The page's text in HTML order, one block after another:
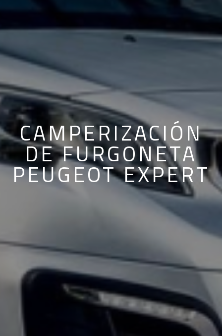
CAMPERIZACIÓN
DE FURGONETA
PEUGEOT EXPERT